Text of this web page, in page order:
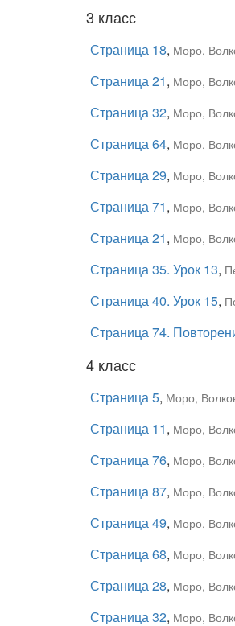
3 класс
Страница 18, Моро,
Страница 21, Моро,
Страница 32, Моро,
Страница 64, Моро,
Страница 29, Моро,
Страница 71, Моро,
Страница 21, Моро,
Страница 35. Урок 13,
Страница 40. Урок 15,
Страница 74.
4 класс
Страница 5, Моро,
Страница 11, Моро,
Страница 76, Моро,
Страница 87, Моро,
Страница 49, Моро,
Страница 68, Моро,
Страница 28, Моро,
Страница 32, Моро,